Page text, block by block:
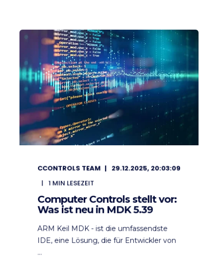
CCONTROLS TEAM
29.12.2025, 20:03:09
1 MIN LESEZEIT
Computer Controls stellt vor:
Was ist neu in MDK 5.39
ARM Keil MDK - ist die umfassendste
IDE, eine Lösung, die für Entwickler von
...